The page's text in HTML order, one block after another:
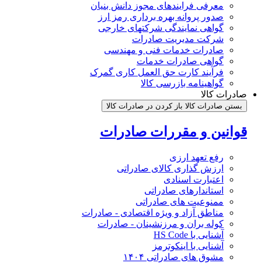
معرفی فرایندهای مجوز دانش بنیان
صدور پروانه بهره برداری رمز ارز
گواهی نمایندگی شرکتهای خارجی
شرکت مدیریت صادرات
صادرات خدمات فنی و مهندسی
گواهی صادرات خدمات
فرآیند کارت حق العمل کاری گمرک
گواهینامه بازرسی کالا
صادرات کالا
بستن صادرات کالا باز کردن در صادرات کالا
قوانین و مقررات صادرات
رفع تعهد ارزی
ارزش گذاری کالای صادراتی
اعتبارت اسنادی
استاندارهای صادراتی
ممنوعیت های صادراتی
مناطق آزاد و ویژه اقتصادی - صادرات
کوله بران و مرزنشینان - صادرات
آشنایی با HS Code
آشنایی با اینکوترمز
مشوق های صادراتی ۱۴۰۴